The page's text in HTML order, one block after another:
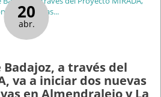
20
abr.
a través del
va a iniciar dos nuevas
en Almendralejo y La